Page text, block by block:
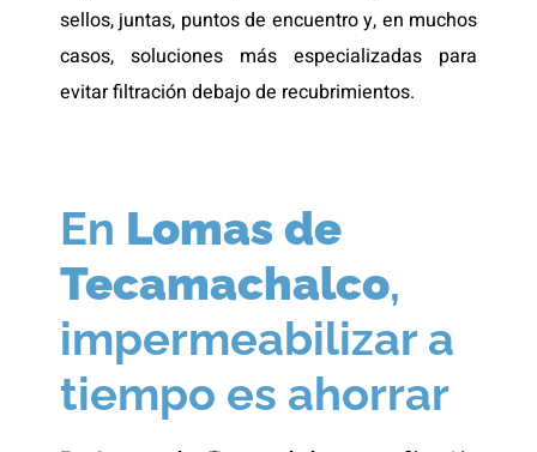
sellos, juntas, puntos de encuentro y, en muchos
casos, soluciones más especializadas para
evitar filtración debajo de recubrimientos.
En Lomas de
Tecamachalco,
impermeabilizar a
tiempo es ahorrar